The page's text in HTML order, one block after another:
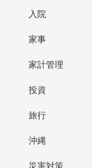
入院
家事
家計管理
投資
旅行
沖縄
災害対策